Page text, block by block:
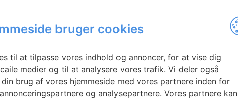
bruger cookies
til at tilpasse vores indhold og annoncer, for at vise dig
medier og til at analysere vores trafik. Vi deler også
brug af vores hjemmeside med vores partnere inden for
og analysepartnere. Vores partnere kan